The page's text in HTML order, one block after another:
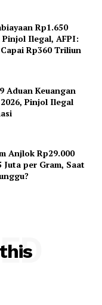
Rp1.650
Ilegal, AFPI:
Rp360 Triliun
Aduan Keuangan
Pinjol Ilegal
Anjlok Rp29.000
Juta per Gram, Saat